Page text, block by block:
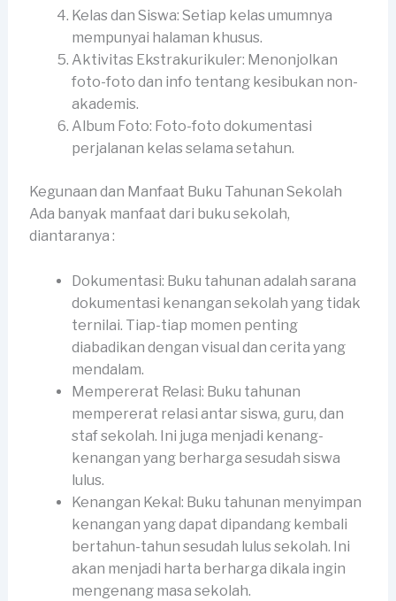
Kelas dan Siswa: Setiap kelas umumnya
mempunyai halaman khusus.
Aktivitas Ekstrakurikuler: Menonjolkan
foto-foto dan info tentang kesibukan non-
akademis.
Album Foto: Foto-foto dokumentasi
perjalanan kelas selama setahun.
Kegunaan dan Manfaat Buku Tahunan Sekolah
Ada banyak manfaat dari buku sekolah,
diantaranya :
Dokumentasi: Buku tahunan adalah sarana
dokumentasi kenangan sekolah yang tidak
ternilai. Tiap-tiap momen penting
diabadikan dengan visual dan cerita yang
mendalam.
Mempererat Relasi: Buku tahunan
mempererat relasi antar siswa, guru, dan
staf sekolah. Ini juga menjadi kenang-
kenangan yang berharga sesudah siswa
lulus.
Kenangan Kekal: Buku tahunan menyimpan
kenangan yang dapat dipandang kembali
bertahun-tahun sesudah lulus sekolah. Ini
akan menjadi harta berharga dikala ingin
mengenang masa sekolah.